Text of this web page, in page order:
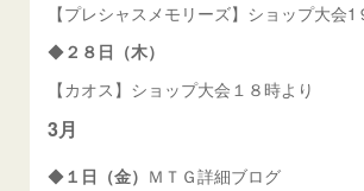
【プレシャスメモリーズ】ショップ大会1
◆２８日（木）
【カオス】ショップ大会１８時より
3月
◆１日（金） ＭＴＧ詳細ブログ